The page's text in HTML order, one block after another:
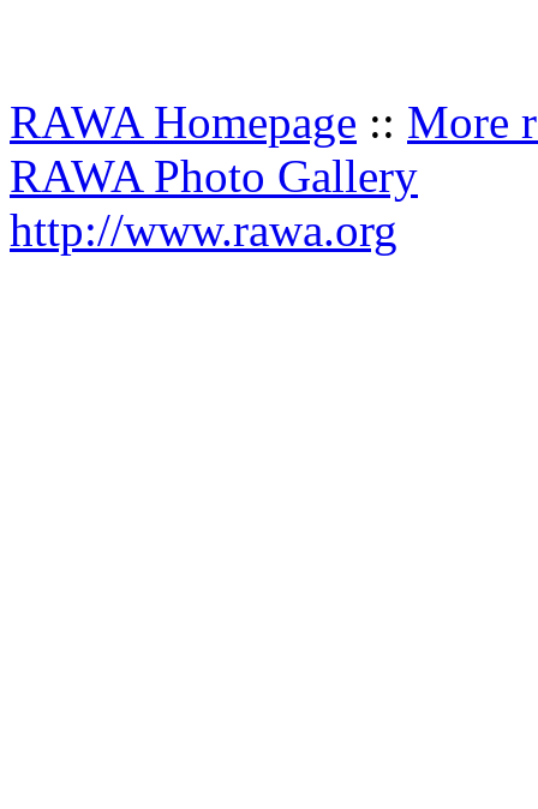
RAWA Homepage :: More
RAWA Photo Gallery
http://www.rawa.org